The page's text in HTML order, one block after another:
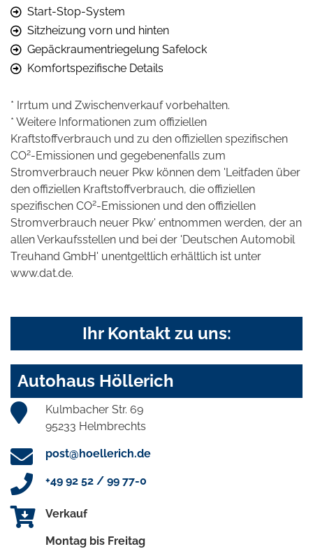
Start-Stop-System
Sitzheizung vorn und hinten
Gepäckraumentriegelung Safelock
Komfortspezifische Details
* Irrtum und Zwischenverkauf vorbehalten.
* Weitere Informationen zum offiziellen
Kraftstoffverbrauch und zu den offiziellen spezifischen
CO2-Emissionen und gegebenenfalls zum
Stromverbrauch neuer Pkw können dem 'Leitfaden über
den offiziellen Kraftstoffverbrauch, die offiziellen
spezifischen CO2-Emissionen und den offiziellen
Stromverbrauch neuer Pkw' entnommen werden, der an
allen Verkaufsstellen und bei der 'Deutschen Automobil
Treuhand GmbH' unentgeltlich erhältlich ist unter
www.dat.de.
Ihr Kontakt zu uns:
Autohaus Höllerich
Kulmbacher Str. 69
95233 Helmbrechts
post@hoellerich.de
+49 92 52 / 99 77-0
Verkauf
Montag bis Freitag